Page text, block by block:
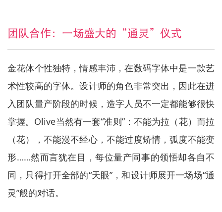
团队合作：一场盛大的“通灵”仪式
金花体个性独特，情感丰沛，在数码字体中是一款艺
术性较高的字体。设计师的角色非常突出，因此在进
入团队量产阶段的时候，造字人员不一定都能够很快
掌握。Olive当然有一套“准则”：不能为拉（花）而拉
（花），不能漫不经心，不能过度矫情，弧度不能变
形……然而言犹在目，每位量产同事的领悟却各自不
同，只得打开全部的“天眼”，和设计师展开一场场“通
灵”般的对话。